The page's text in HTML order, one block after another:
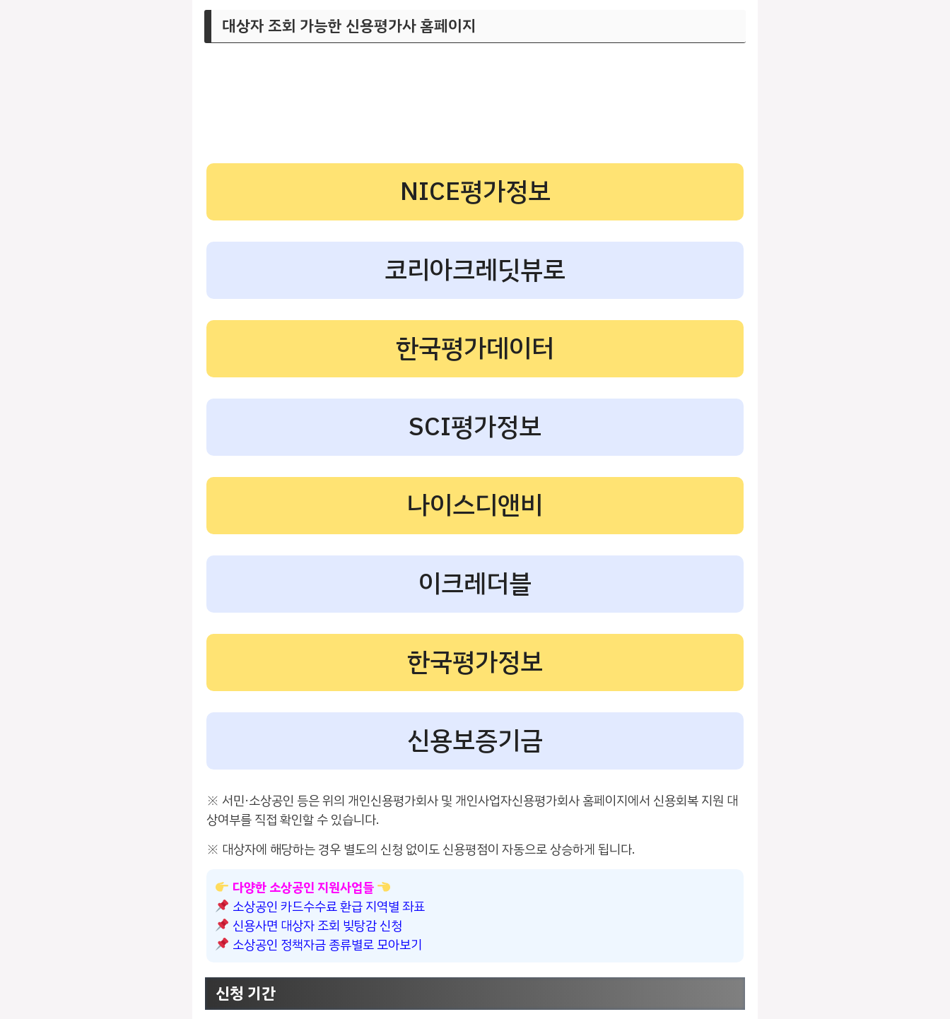
대상자 조회 가능한 신용평가사 홈페이지
NICE평가정보
코리아크레딧뷰로
한국평가데이터
SCI평가정보
나이스디앤비
이크레더블
한국평가정보
신용보증기금
※ 서민·소상공인 등은 위의 개인신용평가회사 및 개인사업자신용평가회사 홈페이지에서 신용회복 지원 대
상여부를 직접 확인할 수 있습니다.
※ 대상자에 해당하는 경우 별도의 신청 없이도 신용평점이 자동으로 상승하게 됩니다.
다양한 소상공인 지원사업들
소상공인 카드수수료 환급 지역별 좌표
신용사면 대상자 조회 빚탕감 신청
소상공인 정책자금 종류별로 모아보기
신청 기간